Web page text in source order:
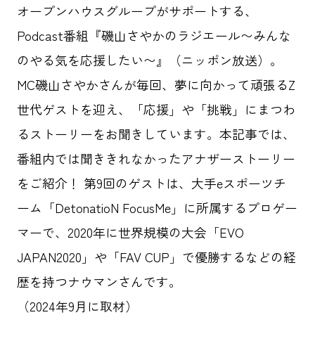
オープンハウスグループがサポートする、
Podcast番組『磯山さやかのラジエール〜みんな
のやる気を応援したい〜』（ニッポン放送）。
MC磯山さやかさんが毎回、夢に向かって頑張るZ
世代ゲストを迎え、「応援」や「挑戦」にまつわ
るストーリーをお聞きしています。本記事では、
番組内では聞ききれなかったアナザーストーリー
をご紹介！ 第9回のゲストは、大手eスポーツチ
ーム「DetonatioN FocusMe」に所属するプロゲー
マーで、2020年に世界規模の大会「EVO
JAPAN2020」や「FAV CUP」で優勝するなどの経
歴を持つナウマンさんです。
（2024年9月に取材）